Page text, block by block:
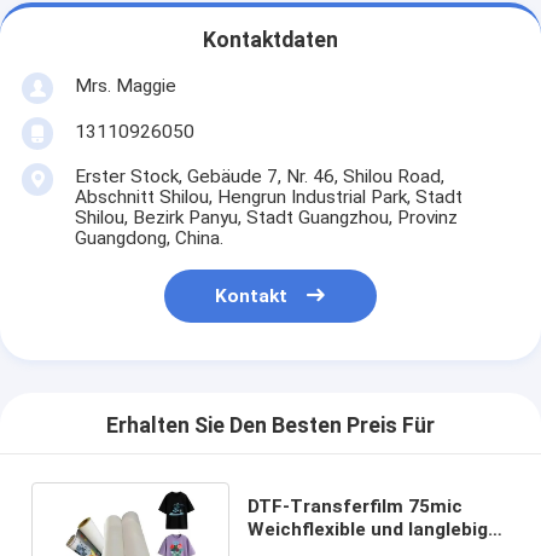
Kontaktdaten
Mrs. Maggie
13110926050
Erster Stock, Gebäude 7, Nr. 46, Shilou Road,
Abschnitt Shilou, Hengrun Industrial Park, Stadt
Shilou, Bezirk Panyu, Stadt Guangzhou, Provinz
Guangdong, China.
Kontakt
Erhalten Sie Den Besten Preis Für
DTF-Transferfilm 75mic
Weichflexible und langlebige